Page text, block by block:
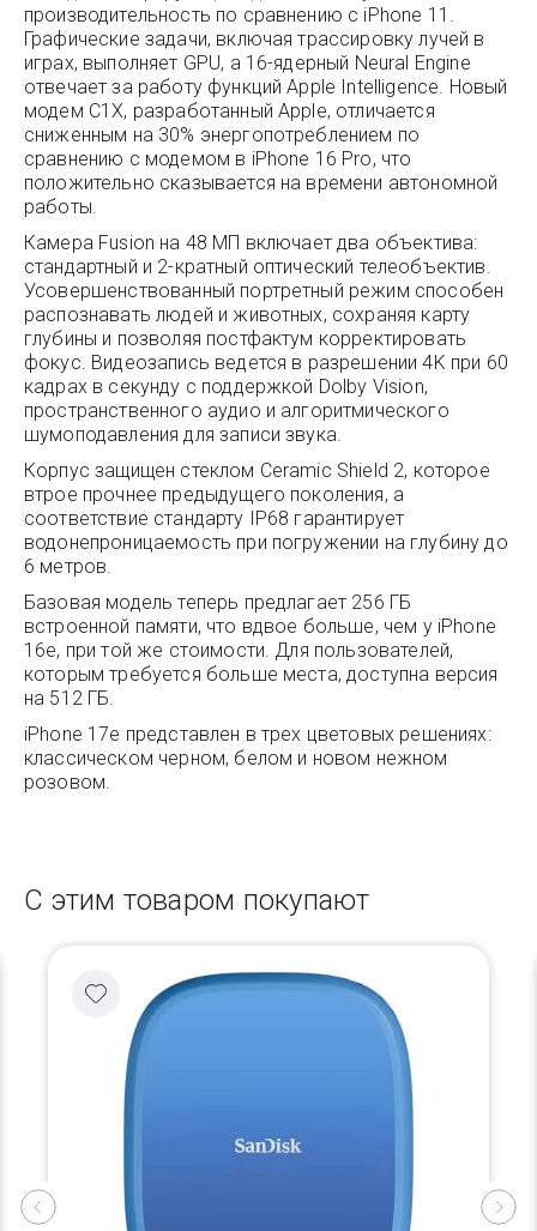
производительность по сравнению с iPhone 11.
Графические задачи, включая трассировку лучей в
играх, выполняет GPU, а 16-ядерный Neural Engine
отвечает за работу функций Apple Intelligence. Новый
модем C1X, разработанный Apple, отличается
сниженным на 30% энергопотреблением по
сравнению с модемом в iPhone 16 Pro, что
положительно сказывается на времени автономной
работы.
Камера Fusion на 48 МП включает два объектива:
стандартный и 2-кратный оптический телеобъектив.
Усовершенствованный портретный режим способен
распознавать людей и животных, сохраняя карту
глубины и позволяя постфактум корректировать
фокус. Видеозапись ведется в разрешении 4K при 60
кадрах в секунду с поддержкой Dolby Vision,
пространственного аудио и алгоритмического
шумоподавления для записи звука.
Корпус защищен стеклом Ceramic Shield 2, которое
втрое прочнее предыдущего поколения, а
соответствие стандарту IP68 гарантирует
водонепроницаемость при погружении на глубину до
6 метров.
Базовая модель теперь предлагает 256 ГБ
встроенной памяти, что вдвое больше, чем у iPhone
16e, при той же стоимости. Для пользователей,
которым требуется больше места, доступна версия
на 512 ГБ.
iPhone 17e представлен в трех цветовых решениях:
классическом черном, белом и новом нежном
розовом.
С этим товаром покупают